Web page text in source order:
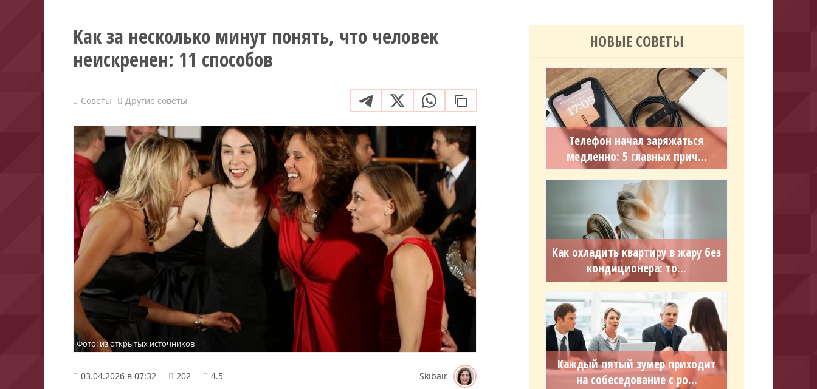
Как за несколько минут понять, что человек
неискренен: 11 способов
Советы Другие советы
Фото: из открытых источников
03.04.2026 в 07:32 202 4.5 Skibair
НОВЫЕ СОВЕТЫ
Телефон начал заряжаться
медленно: 5 главных прич...
Как охладить квартиру в жару без
кондиционера: то...
Каждый пятый зумер приходит
на собеседование с ро...